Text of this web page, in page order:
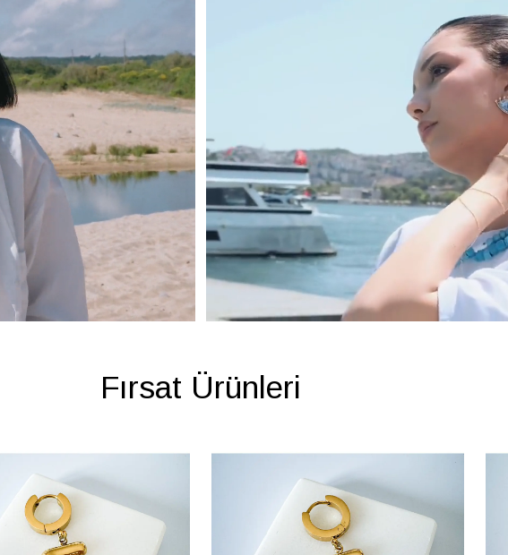
Fırsat Ürünleri